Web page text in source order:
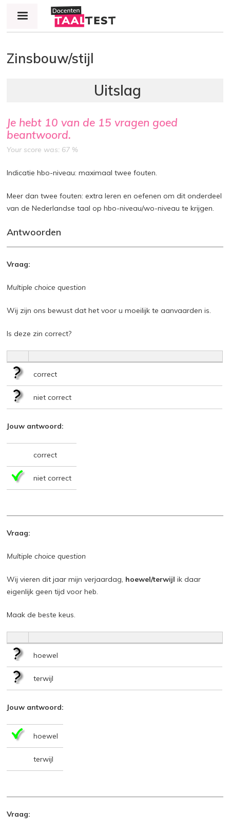
Zinsbouw/stijl
Je hebt 10 van de 15 vragen goed
beantwoord.
Your score was: 67 %
Indicatie hbo-niveau: maximaal twee fouten.
Meer dan twee fouten: extra leren en oefenen om dit onderdeel
van de Nederlandse taal op hbo-niveau/wo-niveau te krijgen.
Antwoorden
Vraag:
Multiple choice question
Wij zijn ons bewust dat het voor u moeilijk te aanvaarden is.
Is deze zin correct?
correct
niet correct
Jouw antwoord:
correct
niet correct
Vraag:
Multiple choice question
Wij vieren dit jaar mijn verjaardag, hoewel/terwijl ik daar
eigenlijk geen tijd voor heb.
Maak de beste keus.
hoewel
terwijl
Jouw antwoord:
hoewel
terwijl
Vraag: